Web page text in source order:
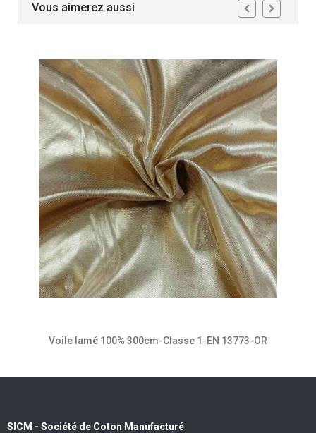
Vous aimerez aussi
Voile lamé 100% 300cm-Classe 1-EN 13773-OR
SICM - Société de Coton Manufacturé